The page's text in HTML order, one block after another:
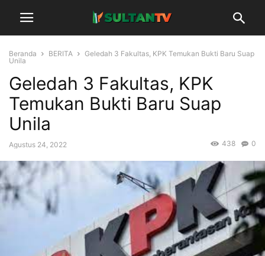
Beranda BERITA
Geledah 3 Fakultas, KPK Temukan Bukti Baru Suap
Unila
Geledah 3 Fakultas, KPK
Temukan Bukti Baru Suap
Unila
Agustus 24, 2022 0
438